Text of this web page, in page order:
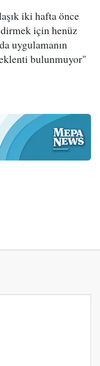
iki hafta önce
için henüz
uygulamanın
bulunmuyor"